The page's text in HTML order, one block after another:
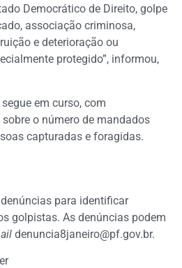
Democrático de Direito, golpe
associação criminosa,
e deterioração ou
protegido”, informou,
em curso, com
o número de mandados
capturadas e foragidas.
para identificar
golpistas. As denúncias podem
denuncia8janeiro@pf.gov.br.